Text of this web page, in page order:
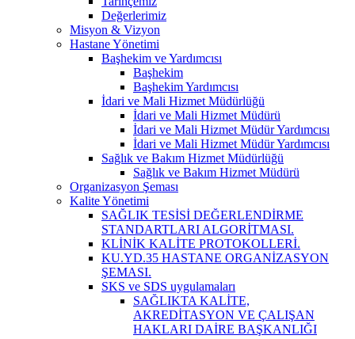
Değerlerimiz
Misyon & Vizyon
Hastane Yönetimi
Başhekim ve Yardımcısı
Başhekim
Başhekim Yardımcısı
İdari ve Mali Hizmet Müdürlüğü
İdari ve Mali Hizmet Müdürü
İdari ve Mali Hizmet Müdür Yardımcısı
İdari ve Mali Hizmet Müdür Yardımcısı
Sağlık ve Bakım Hizmet Müdürlüğü
Sağlık ve Bakım Hizmet Müdürü
Organizasyon Şeması
Kalite Yönetimi
SAĞLIK TESİSİ DEĞERLENDİRME
STANDARTLARI ALGORİTMASI.
KLİNİK KALİTE PROTOKOLLERİ.
KU.YD.35 HASTANE ORGANİZASYON
ŞEMASI.
SKS ve SDS uygulamaları
SAĞLIKTA KALİTE,
AKREDİTASYON VE ÇALIŞAN
HAKLARI DAİRE BAŞKANLIĞI